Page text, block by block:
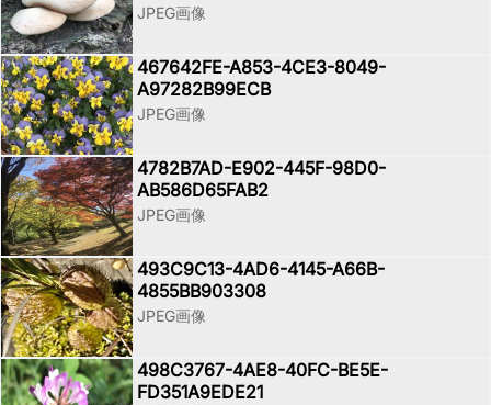
JPEG画像
467642FE-A853-4CE3-8049-
A97282B99ECB
JPEG画像
4782B7AD-E902-445F-98D0-
AB586D65FAB2
JPEG画像
493C9C13-4AD6-4145-A66B-
4855BB903308
JPEG画像
498C3767-4AE8-40FC-BE5E-
FD351A9EDE21